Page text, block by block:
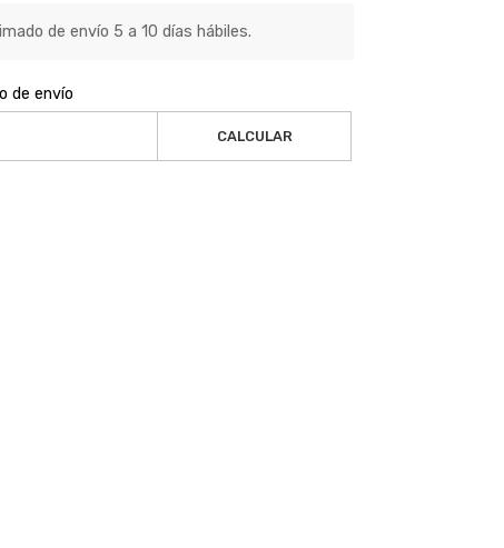
de envío 5 a 10 días hábiles.
de envío
CALCULAR